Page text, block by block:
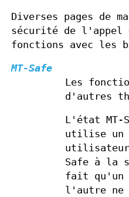
Diverses pages de
sécurité de l'appel
fonctions avec les
MT-Safe
Les
d'autres
L'état
utilise un
Safe à la
fait qu'un
l'autre ne